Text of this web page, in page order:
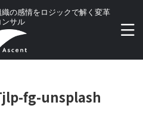
の感情をロジックで解く変革
ンサル
fg-unsplash